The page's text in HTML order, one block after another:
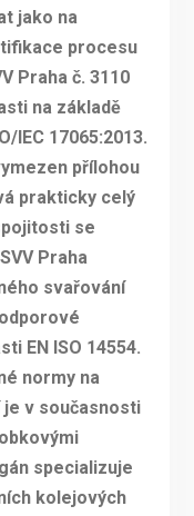
jako na
procesu
Praha č. 3110
na základě
IEC 17065:2013.
přílohou
prakticky celý
se
Praha
svařování
EN ISO 14554.
normy na
v současnosti
specializuje
kolejových